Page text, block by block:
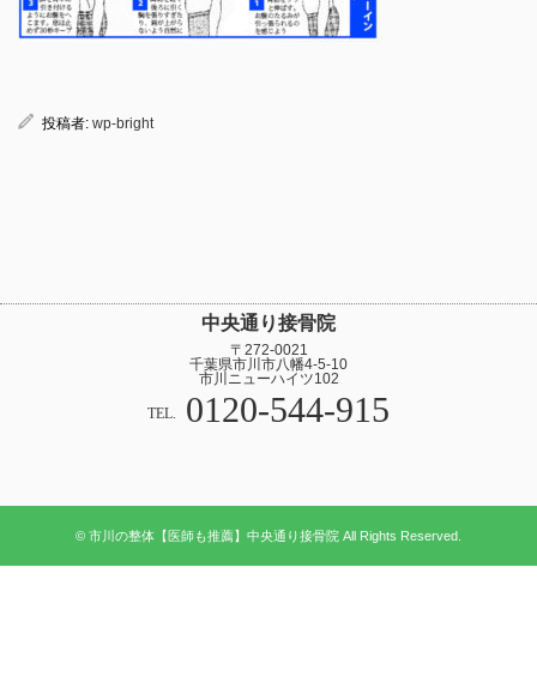
投稿者: wp-bright
中央通り接骨院
〒272-0021
千葉県市川市八幡4-5-10
市川ニューハイツ102
TEL. 0120-544-915
© 市川の整体【医師も推薦】中央通り接骨院 All Rights Reserved.